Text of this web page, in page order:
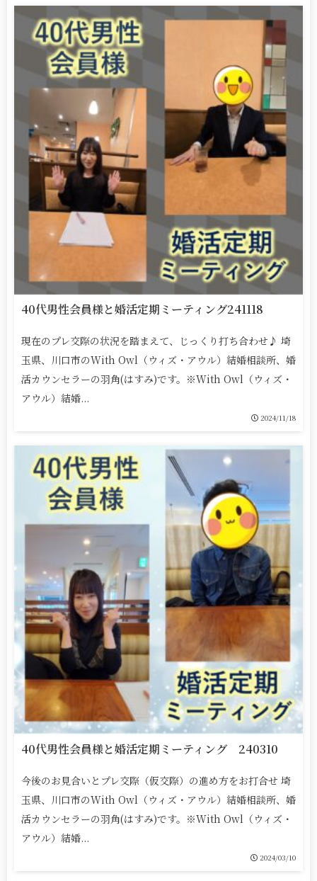
40代男性会員様と婚活定期ミーティング241118
現在のプレ交際の状況を踏まえて、じっくり打ち合わせ♪ 埼
玉県、川口市のWith Owl（ウィズ・アウル）結婚相談所、婚
活カウンセラーの羽角(はすみ)です。※With Owl（ウィズ・
アウル）結婚...
2024/11/18
40代男性会員様と婚活定期ミーティング 240310
今後のお見合いとプレ交際（仮交際）の進め方をお打合せ 埼
玉県、川口市のWith Owl（ウィズ・アウル）結婚相談所、婚
活カウンセラーの羽角(はすみ)です。※With Owl（ウィズ・
アウル）結婚...
2024/03/10